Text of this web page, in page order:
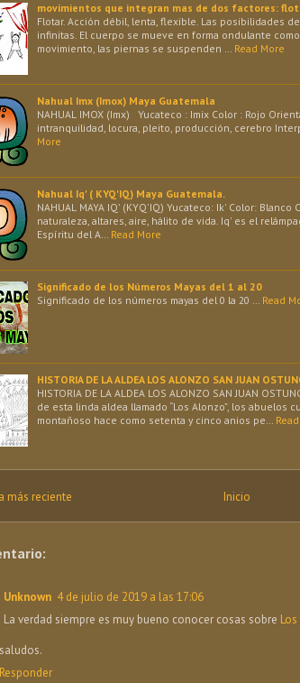
movimientos que integran mas de dos factores:
Flotar. Acción débil, lenta, flexible. Las posibilidades
infinitas. El cuerpo se mueve en forma ondulante
movimiento, las piernas se suspenden … Read More
Nahual Imx (Imox) Maya Guatemala
NAHUAL IMOX (Imx) Yucateco : Imix Color : Rojo
intranquilidad, locura, pleito, producción, cerebro
More
Nahual Iq' ( KYQ'IQ) Maya Guatemala.
NAHUAL MAYA IQ' (KYQ'IQ) Yucateco: Ik' Color:
naturaleza, altares, aire, hálito de vida. Iq' es el
Espíritu del A… Read More
Significado de los Números Mayas del 1 al 20
Significado de los números mayas del 0 la 20 … Read
HISTORIA DE LA ALDEA LOS ALONZO SAN JUAN
HISTORIA DE LA ALDEA LOS ALONZO SAN JUAN
de esta linda aldea llamado “Los Alonzo”, los abuelos
montañoso hace como setenta y cinco anios pe…
más reciente Inicio
Unknown 4 de julio de 2019 a las 17:06
La verdad siempre es muy bueno conocer cosas sobre
saludos.
Responder